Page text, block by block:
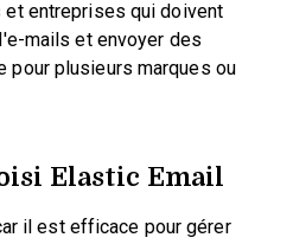
et entreprises qui doivent
mails et envoyer des
pour plusieurs marques ou
Elastic Email
il est efficace pour gérer